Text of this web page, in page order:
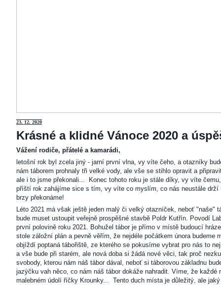
23. 12. 2020
Krásné a klidné Vánoce 2020 a
Vážení rodiče, přátelé a kamarádi,
letošní rok byl zcela jiný - jarní první vlna, vy víte čeho, a otazníky
nám táborem prohnaly tři velké vody, ale vše se stihlo opravit a
ale i to jsme překonali... Konec tohoto roku je stále díky, vy víte
příští rok zahájíme sice s tím, vy víte co myslím, co nás neustále
brzy překonáme!
Léto 2021 má však ještě jeden malý či velký otazníček, neboť "naše"
bude muset ustoupit veřejně prospěšné stavbě Poldr Kutřín. Povodí
první polovině roku 2021. Bohužel tábor je přímo v místě budoucí
stole záložní plán a pevně věřím, že nejdéle počátkem února
objíždí poptaná tábořiště, ze kterého se pokusíme vybrat pro nás to
a vše bude při starém, ale nová doba si žádá nové věci, tak proč
svobody, kterou nám náš tábor dával, neboť si táborovou základnu
jazýčku vah něco, co nám náš tábor dokáže nahradit. Víme, že
malebném údolí říčky Krounky... Tento duch místa je důležitý, ale